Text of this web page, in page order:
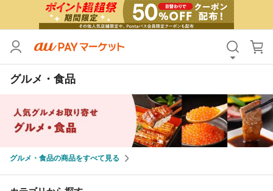
グルメ・食品
グルメ・食品の商品をすべて見る
カテゴリ すべて
価格
支払い方法 すべて
送料無料
Pontaパス特典対象すべて